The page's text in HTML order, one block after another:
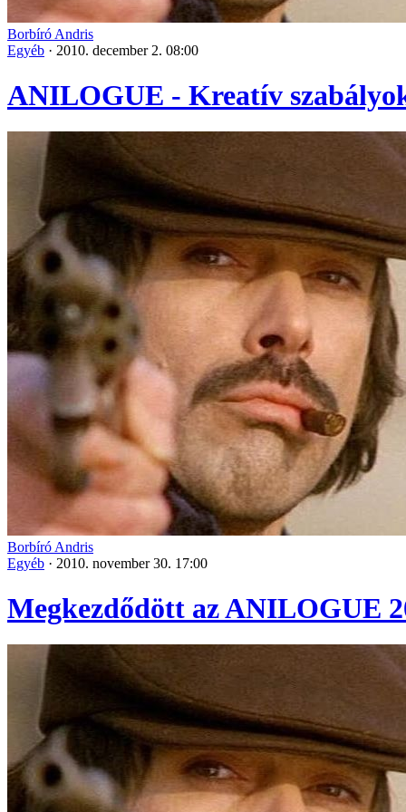
Borbíró Andris
Egyéb · 2010. december 2. 08:00
ANILOGUE - Kreatív
Borbíró Andris
Egyéb · 2010. november 30. 17:00
Megkezdődött az ANILOGUE